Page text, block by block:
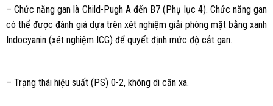
– Chức năng gan là Child-Pugh A đến B7 (Phụ lục 4). Chức năng gan
có thể được đánh giá dựa trên xét nghiệm giải phóng mặt bằng xanh
Indocyanin (xét nghiệm ICG) để quyết định mức độ cắt gan.
– Trạng thái hiệu suất (PS) 0-2, không di căn xa.